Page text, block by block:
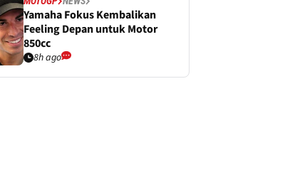
Yamaha Fokus Kembalikan
Feeling Depan untuk Motor
850cc
8h ago